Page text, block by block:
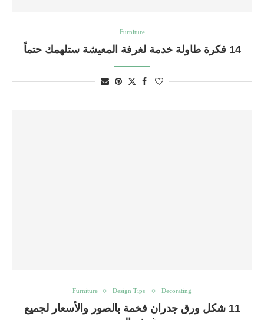
Furniture
14 فكرة طاولة خدمة لغرفة المعيشة ستلهمك حتماً
Decorating
Design Tips
Furniture
11 شكل ورق جدران فخمة بالصور والأسعار لجميع